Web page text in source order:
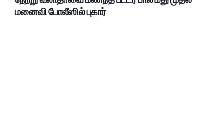
மனைவி போலீஸில் புகார்